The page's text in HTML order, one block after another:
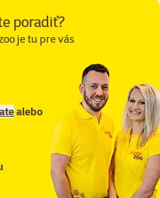
poradiť?
je tu pre vás
alebo